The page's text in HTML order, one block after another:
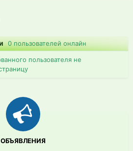
0 пользователей онлайн
пользователя не
ОБЪЯВЛЕНИЯ